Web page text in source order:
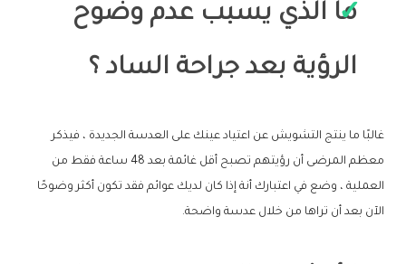
ما الذي يسبب عدم وضوح
الرؤية بعد جراحة الساد ؟
غالبًا ما ينتج التشويش عن اعتياد عينك على العدسة الجديدة ، فيذكر
معظم المرضى أن رؤيتهم تصبح أقل غائمة بعد 48 ساعة فقط من
العملية ، وضع في اعتبارك أنة إذا كان لديك عوائم فقد تكون أكثر وضوحًا
الآن بعد أن تراها من خلال عدسة واضحة.